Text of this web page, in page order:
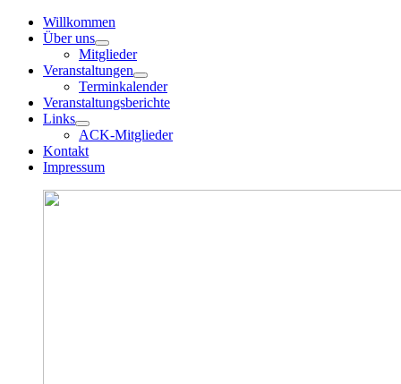
Willkommen
Über uns
Mitglieder
Veranstaltungen
Terminkalender
Veranstaltungsberichte
Links
ACK-Mitglieder
Kontakt
Impressum